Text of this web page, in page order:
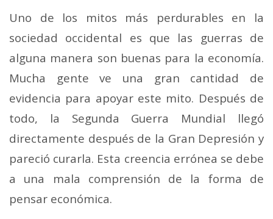
Uno de los mitos más perdurables en la
sociedad occidental es que las guerras de
alguna manera son buenas para la economía.
Mucha gente ve una gran cantidad de
evidencia para apoyar este mito. Después de
todo, la Segunda Guerra Mundial llegó
directamente después de la Gran Depresión y
pareció curarla. Esta creencia errónea se debe
a una mala comprensión de la forma de
pensar económica.